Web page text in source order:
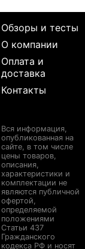
Обзоры и тесты
О компании
Оплата и
доставка
Контакты
Вся информация,
опубликованная на
сайте, в том числе
цены товаров,
описания,
характеристики и
комплектации не
являются публичной
офертой,
определяемой
положениями
Статьи 437
Гражданского
кодекса РФ и носят